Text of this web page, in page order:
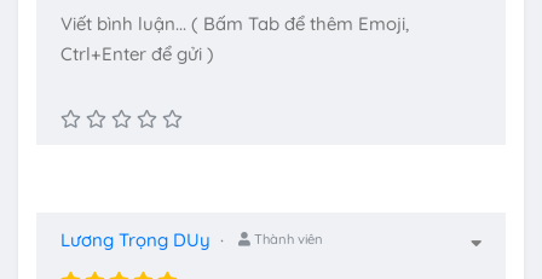
Lương Trọng DUy Thành viên